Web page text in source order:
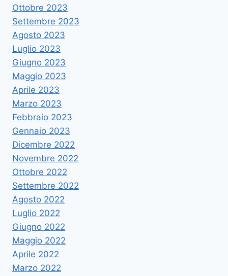
Ottobre 2023
Settembre 2023
Agosto 2023
Luglio 2023
Giugno 2023
Maggio 2023
Aprile 2023
Marzo 2023
Febbraio 2023
Gennaio 2023
Dicembre 2022
Novembre 2022
Ottobre 2022
Settembre 2022
Agosto 2022
Luglio 2022
Giugno 2022
Maggio 2022
Aprile 2022
Marzo 2022